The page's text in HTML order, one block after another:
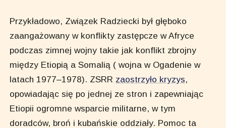
Przykładowo, Związek Radziecki był głęboko
zaangażowany w konflikty zastępcze w Afryce
podczas zimnej wojny takie jak konflikt zbrojny
między Etiopią a Somalią ( wojna w Ogadenie w
latach 1977–1978). ZSRR zaostrzyło kryzys,
opowiadając się po jednej ze stron i zapewniając
Etiopii ogromne wsparcie militarne, w tym
doradców, broń i kubańskie oddziały. Pomoc ta